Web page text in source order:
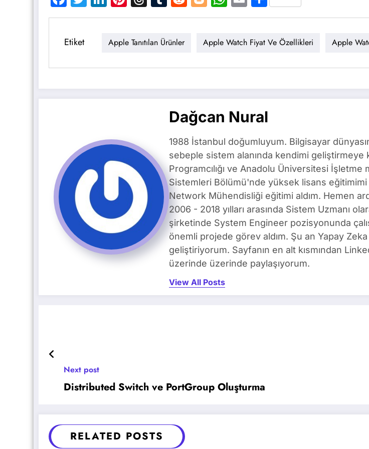
Etiket Apple Tanıtılan Ürünler Apple Watch Fiyat Ve Özellikleri Apple
Dağcan Nural
1988 İstanbul doğumluyum. Bilgisayar
sebeple sistem alanında kendimi
Programcılığı ve Anadolu Üniversitesi
Sistemleri Bölümü'nde yüksek lisans eğitimimi
Network Mühendisliği eğitimi aldım. Hemen
2006 - 2018 yılları arasında Sistem Uzmanı
şirketinde System Engineer pozisyonunda
önemli projede görev aldım. Şu an Yapay
geliştiriyorum. Sayfanın en alt kısmından
üzerinde üzerinde paylaşıyorum.
View All Posts
Next post
Distributed Switch ve PortGroup Oluşturma
RELATED POSTS